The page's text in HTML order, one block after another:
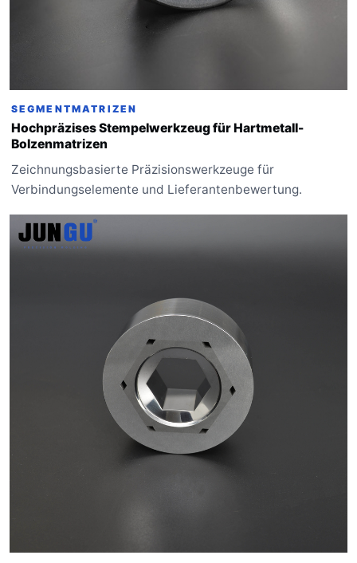
SEGMENTMATRIZEN
Hochpräzises Stempelwerkzeug für Hartmetall-
Bolzenmatrizen
Zeichnungsbasierte Präzisionswerkzeuge für
Verbindungselemente und Lieferantenbewertung.